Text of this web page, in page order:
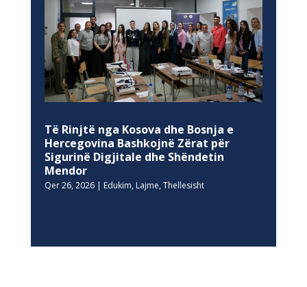
Të Rinjtë nga Kosova dhe Bosnja e
Hercegovina Bashkojnë Zërat për
Sigurinë Digjitale dhe Shëndetin
Mendor
Qer 26, 2026| Edukim, Lajme, Thellesisht